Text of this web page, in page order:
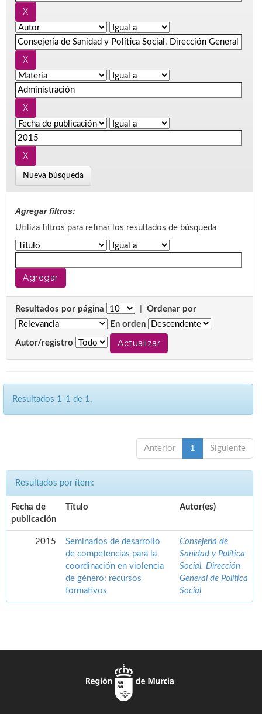
Nueva búsqueda
Agregar filtros:
Utiliza filtros para refinar los resultados de búsqueda
Resultados por página
Ordenar por
En orden
Autor/registro
Resultados 1-1 de 1.
Anterior 1 Siguiente
Resultados por ítem:
Fecha de
publicación
Título Autor(es)
2015
Seminarios de desarrollo
de competencias para la
coordinación en violencia
de género: recursos
formativos
Consejería de
Sanidad y Política
Social. Dirección
General de Política
Social